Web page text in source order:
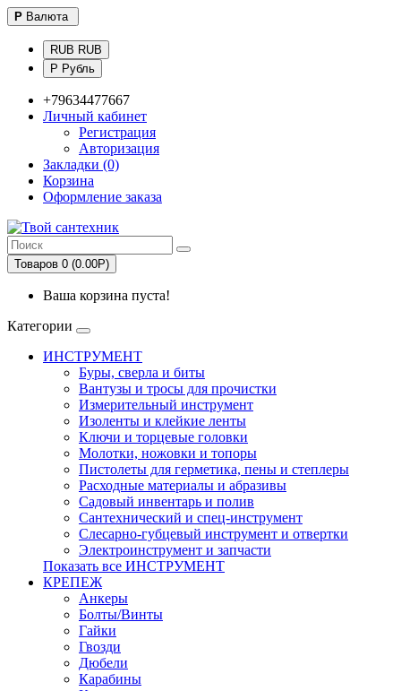
Р Валюта
RUB RUB
Р Рубль
+79634477667
Личный кабинет
Регистрация
Авторизация
Закладки (0)
Корзина
Оформление заказа
Товаров 0 (0.00Р)
Ваша корзина пуста!
Категории
ИНСТРУМЕНТ
Буры, сверла и биты
Вантузы и тросы для прочистки
Измерительный инструмент
Изоленты и клейкие ленты
Ключи и торцевые головки
Молотки, ножовки и топоры
Пистолеты для герметика, пены и степлеры
Расходные материалы и абразивы
Садовый инвентарь и полив
Сантехнический и спец-инструмент
Слесарно-губцевый инструмент и отвертки
Электроинструмент и запчасти
Показать все ИНСТРУМЕНТ
КРЕПЕЖ
Анкеры
Болты/Винты
Гайки
Гвозди
Дюбели
Карабины